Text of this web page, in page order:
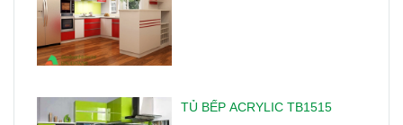
TỦ BẾP ACRYLIC TB1515